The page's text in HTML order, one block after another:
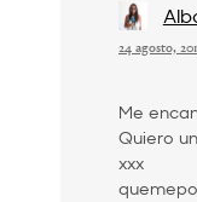
24 agosto,
Me
Quiero
xxx